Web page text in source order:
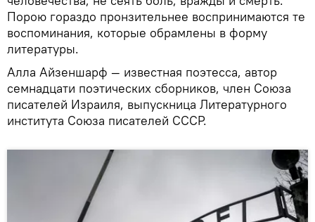
Порою гораздо пронзительнее воспринимаются те
воспоминания, которые обрамлены в форму
литературы.
Алла Айзеншарф — известная поэтесса, автор
семнадцати поэтических сборников, член Союза
писателей Израиля, выпускница Литературного
института Союза писателей СССР.